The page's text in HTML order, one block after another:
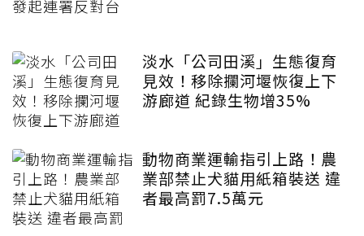
淡水「公司田溪」生態復育
見效！移除攔河堰恢復上下
游廊道 紀錄生物增35%
動物商業運輸指引上路！農
業部禁止犬貓用紙箱裝送 違
者最高罰7.5萬元